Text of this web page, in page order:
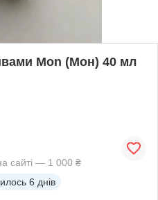
Mon (Мон) 40 мл
сайті — 1 000 ₴
6 днів